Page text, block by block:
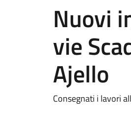
Nuovi
vie
Ajello
Consegnati i lavori